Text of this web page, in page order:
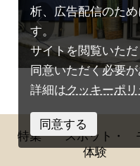
Prev
ious
特集
スポット・
体験
析、広告配信のた
す。
サイトを閲覧いた
同意いただく必要
詳細はクッキーポ
同意する